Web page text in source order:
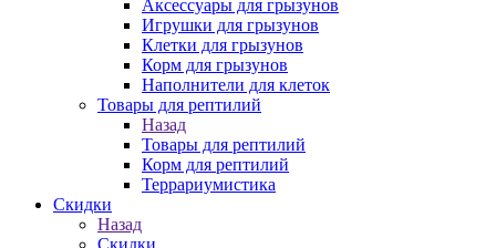
Аксессуары для грызунов
Игрушки для грызунов
Клетки для грызунов
Корм для грызунов
Наполнители для клеток
Товары для рептилий
Назад
Товары для рептилий
Корм для рептилий
Террариумистика
Скидки
Назад
Скидки